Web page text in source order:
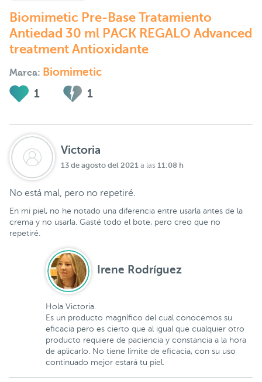
Biomimetic Pre-Base Tratamiento
Antiedad 30 ml PACK REGALO Advanced
treatment Antioxidante
Marca: Biomimetic
1
1
Victoria
13 de agosto del 2021 a las 11:08 h
No está mal, pero no repetiré.
En mi piel, no he notado una diferencia entre usarla antes de la
crema y no usarla. Gasté todo el bote, pero creo que no
repetiré.
Irene Rodríguez
Hola Victoria.
Es un producto magnífico del cual conocemos su
eficacia pero es cierto que al igual que cualquier otro
producto requiere de paciencia y constancia a la hora
de aplicarlo. No tiene límite de eficacia, con su uso
continuado mejor estará tu piel.